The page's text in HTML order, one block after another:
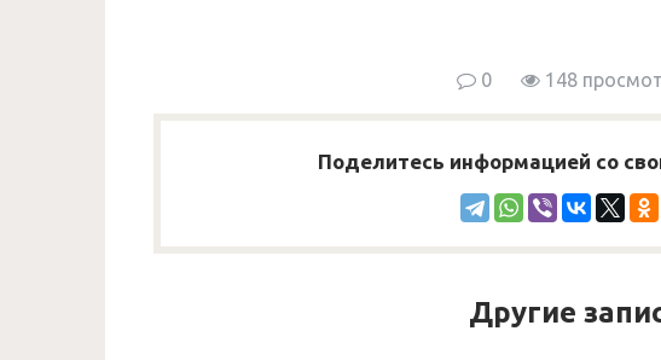
0 148
Поделитесь информацией со
Другие